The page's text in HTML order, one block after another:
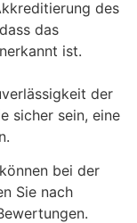
des
das
ist.
der
sicher sein, eine
bei der
Sie nach